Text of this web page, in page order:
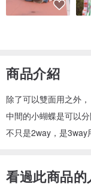
商品介紹
除了可以雙面用之外，
中間的小蝴蝶是可以分
不只是2way，是3way
看過此商品